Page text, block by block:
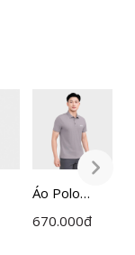
Áo Polo
ngắn tay
670.000đ